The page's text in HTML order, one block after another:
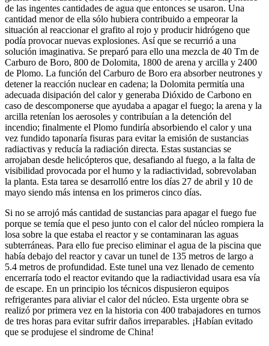
de las ingentes cantidades de agua que entonces se usaron. Una
cantidad menor de ella sólo hubiera contribuido a empeorar la
situación al reaccionar el grafito al rojo y producir hidrógeno que
podía provocar nuevas explosiones. Así que se recurrió a una
solución imaginativa. Se preparó para ello una mezcla de 40 Tm de
Carburo de Boro, 800 de Dolomita, 1800 de arena y arcilla y 2400
de Plomo. La función del Carburo de Boro era absorber neutrones y
detener la reacción nuclear en cadena; la Dolomita permitía una
adecuada disipación del calor y generaba Dióxido de Carbono en
caso de descomponerse que ayudaba a apagar el fuego; la arena y la
arcilla retenían los aerosoles y contribuían a la detención del
incendio; finalmente el Plomo fundiría absorbiendo el calor y una
vez fundido taponaría fisuras para evitar la emisión de sustancias
radiactivas y reducía la radiación directa. Estas sustancias se
arrojaban desde helicópteros que, desafiando al fuego, a la falta de
visibilidad provocada por el humo y la radiactividad, sobrevolaban
la planta. Esta tarea se desarrolló entre los días 27 de abril y 10 de
mayo siendo más intensa en los primeros cinco días.
Si no se arrojó más cantidad de sustancias para apagar el fuego fue
porque se temía que el peso junto con el calor del núcleo rompiera la
losa sobre la que estaba el reactor y se contaminaran las aguas
subterráneas. Para ello fue preciso eliminar el agua de la piscina que
había debajo del reactor y cavar un tunel de 135 metros de largo a
5.4 metros de profundidad. Este tunel una vez llenado de cemento
encerraría todo el reactor evitando que la radiactividad usara esa vía
de escape. En un principio los técnicos dispusieron equipos
refrigerantes para aliviar el calor del núcleo. Esta urgente obra se
realizó por primera vez en la historia con 400 trabajadores en turnos
de tres horas para evitar sufrir daños irreparables. ¡Habían evitado
que se produjese el sindrome de China!